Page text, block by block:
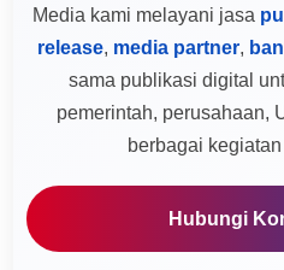
Media kami melayani jasa
release, media partner,
sama publikasi digital
pemerintah, perusahaan,
berbagai
Hubungi